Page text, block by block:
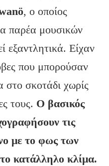
, ο οποίος
παρέα μουσικών
εξαντλητικά. Είχαν
που μπορούσαν
στο σκοτάδι χωρίς
τους. Ο βασικός
τις
με το φως των
κατάλληλο κλίμα.